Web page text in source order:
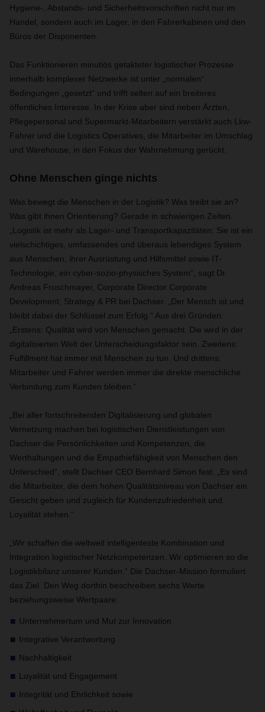
Hygiene-, Abstands- und Sicherheitsvorschriften nicht nur im
Handel, sondern auch im Lager, in den Fahrerkabinen und den
Büros der Disponenten.
Das Funktionieren minutiös getakteter logistischer Prozesse
innerhalb komplexer Netzwerke ist unter „normalen“
Bedingungen „gesetzt“ und trifft selten auf ein breiteres
öffentliches Interesse. In der Krise aber sind neben Ärzten,
Pflegepersonal und Supermarkt-Mitarbeitern verstärkt auch Lkw-
Fahrer und die Logistics Operatives, die Mitarbeiter im Umschlag
und Warehouse, in den Fokus der Wahrnehmung gerückt.
Ohne Menschen ginge nichts
Was bewegt die Menschen in der Logistik? Was treibt sie an?
Was gibt ihnen Orientierung? Gerade in schwierigen Zeiten.
„Logistik ist mehr als Lager- und Transportkapazitäten: Sie ist ein
vielschichtiges, umfassendes und überaus lebendiges System
aus Menschen, ihrer Ausrüstung und Hilfsmittel sowie IT-
Technologie, ein cyber-sozio-physisches System“, sagt Dr.
Andreas Froschmayer, Corporate Director Corporate
Development, Strategy & PR bei Dachser. „Der Mensch ist und
bleibt dabei der Schlüssel zum Erfolg.“ Aus drei Gründen:
„Erstens: Qualität wird von Menschen gemacht. Die wird in der
digitalisierten Welt der Unterscheidungsfaktor sein. Zweitens:
Fulfillment hat immer mit Menschen zu tun. Und drittens:
Mitarbeiter und Fahrer werden immer die direkte menschliche
Verbindung zum Kunden bleiben.“
„Bei aller fortschreitenden Digitalisierung und globalen
Vernetzung machen bei logistischen Dienstleistungen von
Dachser die Persönlichkeiten und Kompetenzen, die
Werthaltungen und die Empathiefähigkeit von Menschen den
Unterschied“, stellt Dachser CEO Bernhard Simon fest. „Es sind
die Mitarbeiter, die dem hohen Qualitätsniveau von Dachser ein
Gesicht geben und zugleich für Kundenzufriedenheit und
Loyalität stehen.“
„Wir schaffen die weltweit intelligenteste Kombination und
Integration logistischer Netzkompetenzen. Wir optimieren so die
Logistikbilanz unserer Kunden.“ Die Dachser-Mission formuliert
das Ziel. Den Weg dorthin beschreiben sechs Werte
beziehungsweise Wertpaare:
Unternehmertum und Mut zur Innovation
Integrative Verantwortung
Nachhaltigkeit
Loyalität und Engagement
Integrität und Ehrlichkeit sowie